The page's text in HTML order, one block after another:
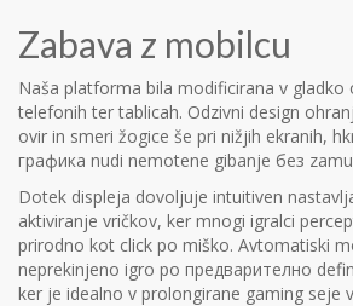
Zabava z mobilcu
Naša platforma bila modificirana v gladko
telefonih ter tablicah. Odzivni design
ovir in smeri žogice še pri nižjih ekranih,
графика nudi nemotene gibanje без
Dotek displeja dovoljuje intuitiven
aktiviranje vričkov, ker mnogi igralci
prirodno kot click po miško. Avtomatiski
neprekinjeno igro po предварително
ker je idealno v prolongirane gaming seje